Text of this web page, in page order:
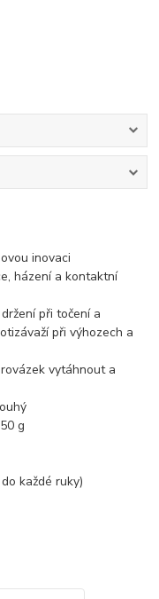
inovaci
házení a kontaktní
při točení a
při výhozech a
vytáhnout a
g
každé ruky)